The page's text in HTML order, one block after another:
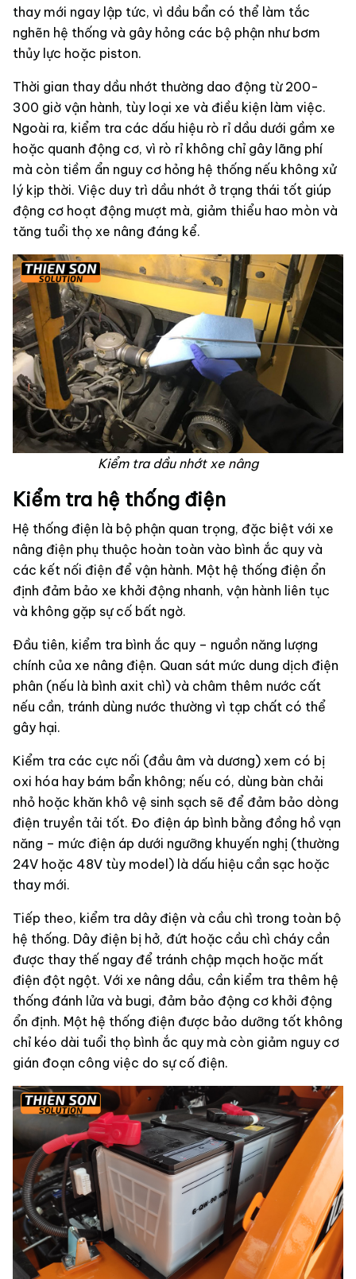
thay mới ngay lập tức, vì dầu bẩn có thể làm tắc
nghẽn hệ thống và gây hỏng các bộ phận như bơm
thủy lực hoặc piston.
Thời gian thay dầu nhớt thường dao động từ 200-
300 giờ vận hành, tùy loại xe và điều kiện làm việc.
Ngoài ra, kiểm tra các dấu hiệu rò rỉ dầu dưới gầm xe
hoặc quanh động cơ, vì rò rỉ không chỉ gây lãng phí
mà còn tiềm ẩn nguy cơ hỏng hệ thống nếu không xử
lý kịp thời. Việc duy trì dầu nhớt ở trạng thái tốt giúp
động cơ hoạt động mượt mà, giảm thiểu hao mòn và
tăng tuổi thọ xe nâng đáng kể.
Kiểm tra dầu nhớt xe nâng
Kiểm tra hệ thống điện
Hệ thống điện là bộ phận quan trọng, đặc biệt với xe
nâng điện phụ thuộc hoàn toàn vào bình ắc quy và
các kết nối điện để vận hành. Một hệ thống điện ổn
định đảm bảo xe khởi động nhanh, vận hành liên tục
và không gặp sự cố bất ngờ.
Đầu tiên, kiểm tra bình ắc quy – nguồn năng lượng
chính của xe nâng điện. Quan sát mức dung dịch điện
phân (nếu là bình axit chì) và châm thêm nước cất
nếu cần, tránh dùng nước thường vì tạp chất có thể
gây hại.
Kiểm tra các cực nối (đầu âm và dương) xem có bị
oxi hóa hay bám bẩn không; nếu có, dùng bàn chải
nhỏ hoặc khăn khô vệ sinh sạch sẽ để đảm bảo dòng
điện truyền tải tốt. Đo điện áp bình bằng đồng hồ vạn
năng – mức điện áp dưới ngưỡng khuyến nghị (thường
24V hoặc 48V tùy model) là dấu hiệu cần sạc hoặc
thay mới.
Tiếp theo, kiểm tra dây điện và cầu chì trong toàn bộ
hệ thống. Dây điện bị hở, đứt hoặc cầu chì cháy cần
được thay thế ngay để tránh chập mạch hoặc mất
điện đột ngột. Với xe nâng dầu, cần kiểm tra thêm hệ
thống đánh lửa và bugi, đảm bảo động cơ khởi động
ổn định. Một hệ thống điện được bảo dưỡng tốt không
chỉ kéo dài tuổi thọ bình ắc quy mà còn giảm nguy cơ
gián đoạn công việc do sự cố điện.